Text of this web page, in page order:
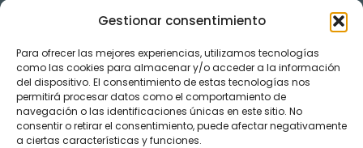
Gestionar consentimiento
Para ofrecer las mejores experiencias, utilizamos tecnologías
como las cookies para almacenar y/o acceder a la información
del dispositivo. El consentimiento de estas tecnologías nos
permitirá procesar datos como el comportamiento de
navegación o las identificaciones únicas en este sitio. No
consentir o retirar el consentimiento, puede afectar negativamente
a ciertas características y funciones.
605 834 045
948 368 156
Jardinería y Agenda Local 2030
948 074 848
TRANSPARENCIA
Videos de los plenos en YouTube